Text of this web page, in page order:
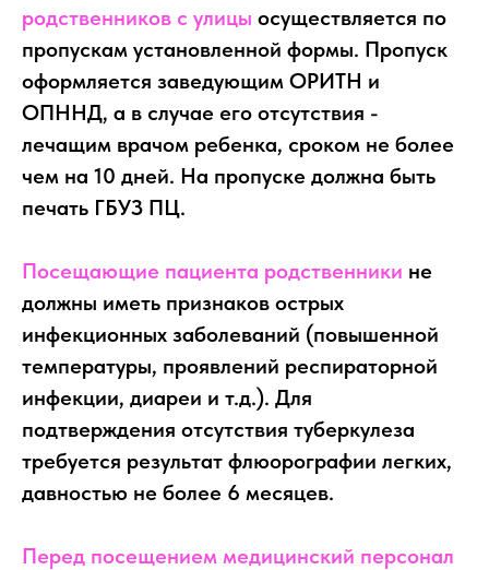
родственников с улицы осуществляется по
пропускам установленной формы. Пропуск
оформляется заведующим ОРИТН и
ОПННД, а в случае его отсутствия -
лечащим врачом ребенка, сроком не более
чем на 10 дней. На пропуске должна быть
печать ГБУЗ ПЦ.
Посещающие пациента родственники не
должны иметь признаков острых
инфекционных заболеваний (повышенной
температуры, проявлений респираторной
инфекции, диареи и т.д.). Для
подтверждения отсутствия туберкулеза
требуется результат флюорографии легких,
давностью не более 6 месяцев.
Перед посещением медицинский персонал